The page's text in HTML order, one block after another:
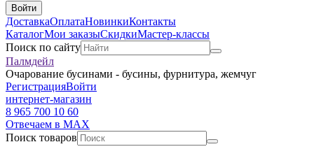
Войти
ДоставкаОплатаНовинкиКонтакты
КаталогМои заказыСкидкиМастер-классы
Поиск по сайту
Палмдейл
Очарование бусинами - бусины, фурнитура, жемчуг
РегистрацияВойти
интернет-магазин
8 965 700 10 60
Отвечаем в MAX
Поиск товаров